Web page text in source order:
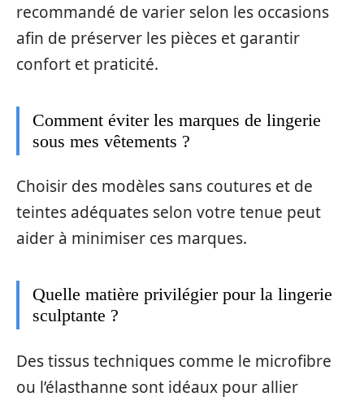
recommandé de varier selon les occasions
afin de préserver les pièces et garantir
confort et praticité.
Comment éviter les marques de lingerie
sous mes vêtements ?
Choisir des modèles sans coutures et de
teintes adéquates selon votre tenue peut
aider à minimiser ces marques.
Quelle matière privilégier pour la lingerie
sculptante ?
Des tissus techniques comme le microfibre
ou l’élasthanne sont idéaux pour allier